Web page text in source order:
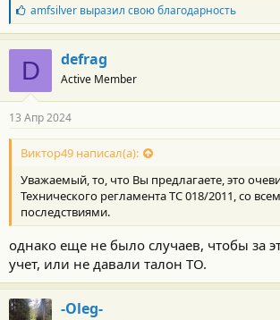
Б
л
а
г
о
д
а
н
о
с
и
:
amfsilverвыразил свою благодарность
D defrag
Active Member
13 Апр 2024
Виктор49 написал(а):
Уважаемый, то, что Вы предлагаете, это
Технического регламента ТС 018/2011, со
последствиями.
однако еще не было случаев, чтобы за
учет, или не давали талон ТО.
-Oleg-